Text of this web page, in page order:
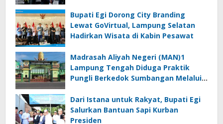
Bupati Egi Dorong City Branding
Lewat GoVirtual, Lampung Selatan
Hadirkan Wisata di Kabin Pesawat
Madrasah Aliyah Negeri (MAN)1
Lampung Tengah Diduga Praktik
Pungli Berkedok Sumbangan Melalui
Dari Istana untuk Rakyat, Bupati Egi
Salurkan Bantuan Sapi Kurban
Presiden